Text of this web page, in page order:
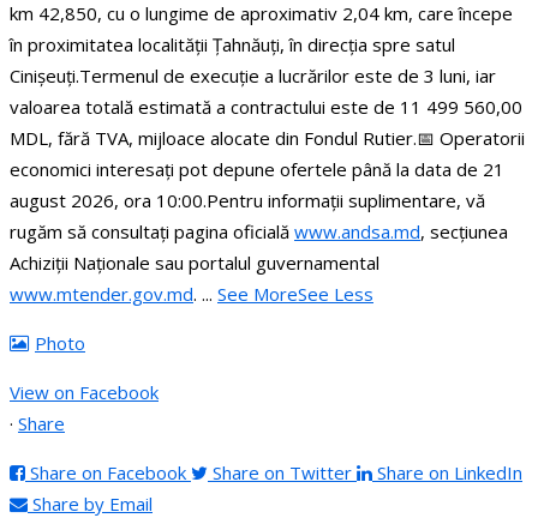
km 42,850, cu o lungime de aproximativ 2,04 km, care începe
în proximitatea localității Țahnăuți, în direcția spre satul
Cinișeuți.Termenul de execuție a lucrărilor este de 3 luni, iar
valoarea totală estimată a contractului este de 11 499 560,00
MDL, fără TVA, mijloace alocate din Fondul Rutier.📅 Operatorii
economici interesați pot depune ofertele până la data de 21
august 2026, ora 10:00.Pentru informații suplimentare, vă
rugăm să consultați pagina oficială www.andsa.md, secțiunea
Achiziții Naționale sau portalul guvernamental
www.mtender.gov.md. ... See MoreSee Less
Photo
View on Facebook
· Share
Share on Facebook Share on Twitter
Share on LinkedIn
Share by Email